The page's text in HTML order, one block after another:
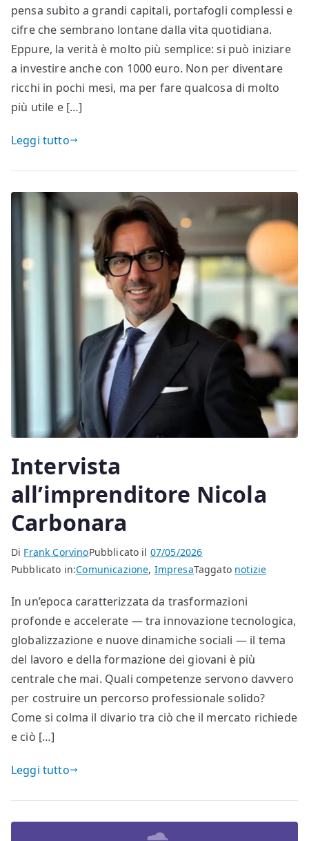
pensa subito a grandi capitali, portafogli complessi e
cifre che sembrano lontane dalla vita quotidiana.
Eppure, la verità è molto più semplice: si può iniziare
a investire anche con 1000 euro. Non per diventare
ricchi in pochi mesi, ma per fare qualcosa di molto
più utile e […]
Leggi tutto
Intervista
all’imprenditore Nicola
Carbonara
Di Frank CorvinoPubblicato il 07/05/2026
Pubblicato in:Comunicazione, ImpresaTaggato notizie
In un’epoca caratterizzata da trasformazioni
profonde e accelerate — tra innovazione tecnologica,
globalizzazione e nuove dinamiche sociali — il tema
del lavoro e della formazione dei giovani è più
centrale che mai. Quali competenze servono davvero
per costruire un percorso professionale solido?
Come si colma il divario tra ciò che il mercato richiede
e ciò […]
Leggi tutto